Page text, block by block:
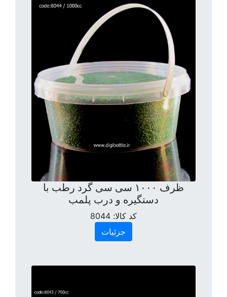
ظرف ۱۰۰۰ سی سی گرد رطب با
دستگیره و درب پلمب
کد کالا: 8044
جزئیات